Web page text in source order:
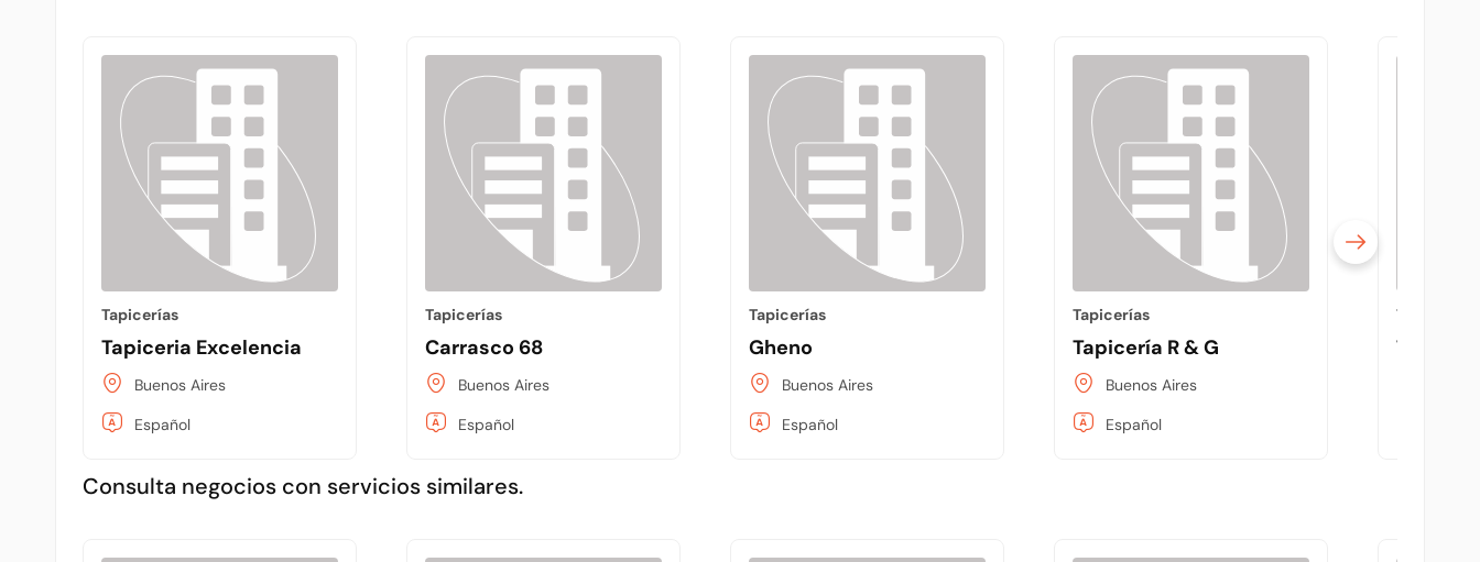
Tapicerías
Tapiceria Excelencia
Buenos Aires
Español
Tapicerías
Carrasco 68
Buenos Aires
Español
Tapicerías
Gheno
Buenos Aires
Español
Tapicerías
Tapicería R & G
Buenos Aires
Español
Tapicerías
Consulta negocios con servicios similares.